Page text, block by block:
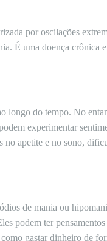
por oscilações
É uma doença crônica
longo do tempo. No
experimentar
no apetite e no sono,
de mania ou
podem ter
gastar dinheiro de